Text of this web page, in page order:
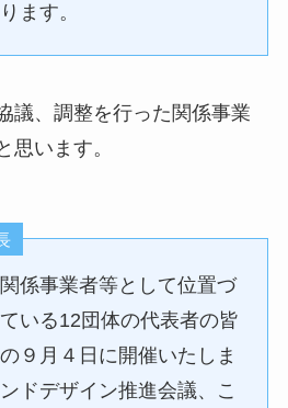
ます。
議、調整を行った関係事業
思います。
係事業者等として位置づ
いる12団体の代表者の皆
９月４日に開催いたしま
ドデザイン推進会議、こ